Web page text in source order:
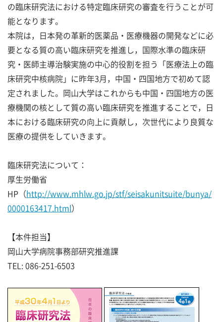
の臨床研究法における特定臨床研究の審査を行うことが可
能となります。
本院は，日本発の革新的医薬品・医療機器の開発などに必
要となる質の高い臨床研究を推進し，国際水準の臨床研
究・医師主導治験実施の中心的役割を担う「医療法上の臨
床研究中核病院」に昨年3月，中国・四国地方で初めて認
定されました。岡山大学はこれからも中国・四国地方の医
療機関の核として質の高い臨床研究を推進することで，日
本における臨床研究の向上に貢献し，次世代により良質な
医療の提供をしていきます。
臨床研究法について：
厚生労働省
HP（http://www.mhlw.go.jp/stf/seisakunitsuite/bunya/
0000163417.html）
【本件担当】
岡山大学病院事務部研究推進課
TEL: 086-251-6503